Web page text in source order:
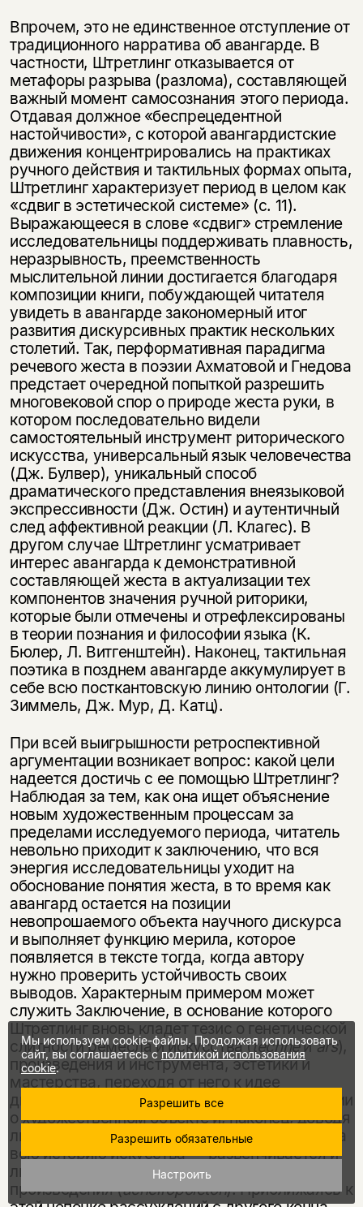
Впрочем, это не единственное отступление от
традиционного нарратива об авангарде. В
частности, Штретлинг отказывается от
метафоры разрыва (разлома), составляющей
важный момент самосознания этого периода.
Отдавая должное «беспрецедентной
настойчивости», с которой авангардистские
движения концентрировались на практиках
ручного действия и тактильных формах опыта,
Штретлинг характеризует период в целом как
«сдвиг в эстетической системе» (с. 11).
Выражающееся в слове «сдвиг» стремление
исследовательницы поддерживать плавность,
неразрывность, преемственность
мыслительной линии достигается благодаря
композиции книги, побуждающей читателя
увидеть в авангарде закономерный итог
развития дискурсивных практик нескольких
столетий. Так, перформативная парадигма
речевого жеста в поэзии Ахматовой и Гнедова
предстает очередной попыткой разрешить
многовековой спор о природе жеста руки, в
котором последовательно видели
самостоятельный инструмент риторического
искусства, универсальный язык человечества
(Дж. Булвер), уникальный способ
драматического представления внеязыковой
экспрессивности (Дж. Остин) и аутентичный
след аффективной реакции (Л. Клагес). В
другом случае Штретлинг усматривает
интерес авангарда к демонстративной
составляющей жеста в актуализации тех
компонентов значения ручной риторики,
которые были отмечены и отрефлексированы
в теории познания и философии языка (К.
Бюлер, Л. Витгенштейн). Наконец, тактильная
поэтика в позднем авангарде аккумулирует в
себе всю посткантовскую линию онтологии (Г.
Зиммель, Дж. Мур, Д. Катц).
При всей выигрышности ретроспективной
аргументации возникает вопрос: какой цели
надеется достичь с ее помощью Штретлинг?
Наблюдая за тем, как она ищет объяснение
новым художественным процессам за
пределами исследуемого периода, читатель
невольно приходит к заключению, что вся
энергия исследовательницы уходит на
обоснование понятия жеста, в то время как
авангард остается на позиции
невопрошаемого объекта научного дискурса
и выполняет функцию мерила, которое
появляется в тексте тогда, когда автору
нужно проверить устойчивость своих
выводов. Характерным примером может
служить Заключение, в основание которого
Штретлинг вновь кладет тезис о генетической
слитности ремесла и искусства (téchneиars),
произведения и инструмента, эстетики и
мастерства, переходя от него к идее
дискурсивного исключения руки из рефлексии
о художественном объекте и, наконец, доводя
линию до авангарда, в котором — впервые за
всю историю искусства — развенчивается и
ликвидируется идеал нерукотворного
произведения (acheiropoieton). Приближаясь к
Мы используем cookie-файлы. Продолжая использовать
сайт, вы соглашаетесь сполитикой использования
cookie.
Разрешить все
Разрешить обязательные
Настроить